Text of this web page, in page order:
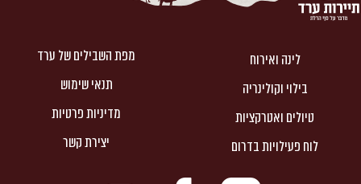
לינה ואירוח
בילוי וקולינריה
טיולים ואטרקציות
לוח פעילויות בדרום
מפת השבילים של ערד
תנאי שימוש
מדיניות פרטיות
יצירת קשר